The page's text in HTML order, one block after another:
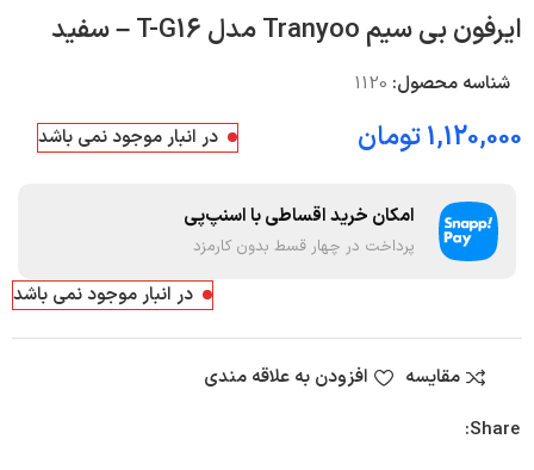
ایرفون بی سیم Tranyoo مدل T-G16 – سفید
شناسه محصول: 1120
1,120,000تومان در انبار موجود نمی باشد
امکان خرید اقساطی با اسنپ‌پی
پرداخت در چهار قسط بدون کارمزد
در انبار موجود نمی باشد
مقایسه
افزودن به علاقه مندی
Share: